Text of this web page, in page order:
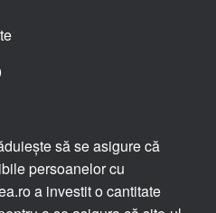
să se asigure că
persoanelor cu
a investit o cantitate